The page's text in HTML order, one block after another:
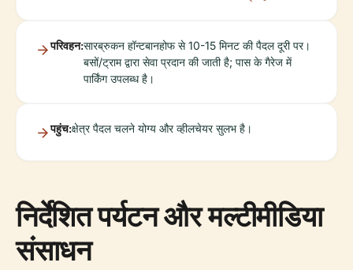
परिवहन:सारब्रुकन हॉन्टबानहोफ से 10-15 मिनट की पैदल दूरी पर।
बसों/ट्राम द्वारा सेवा प्रदान की जाती है; पास के गैरेज में
पार्किंग उपलब्ध है।
पहुंच:क्षेत्र पैदल चलने योग्य और व्हीलचेयर सुलभ है।
निर्देशित पर्यटन और मल्टीमीडिया
संसाधन